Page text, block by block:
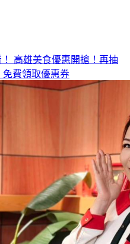
高雄美食優惠開搶！再抽
免費領取優惠券